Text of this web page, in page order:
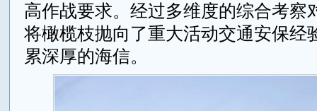
高作战要求。经过多维度的综合考察
将橄榄枝抛向了重大活动交通安保经
累深厚的海信。